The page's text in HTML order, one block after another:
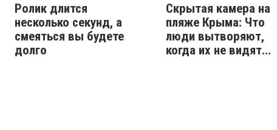
Ролик длится
несколько секунд, а
смеяться вы будете
долго
Скрытая камера на
пляже Крыма: Что
люди вытворяют,
когда их не видят...